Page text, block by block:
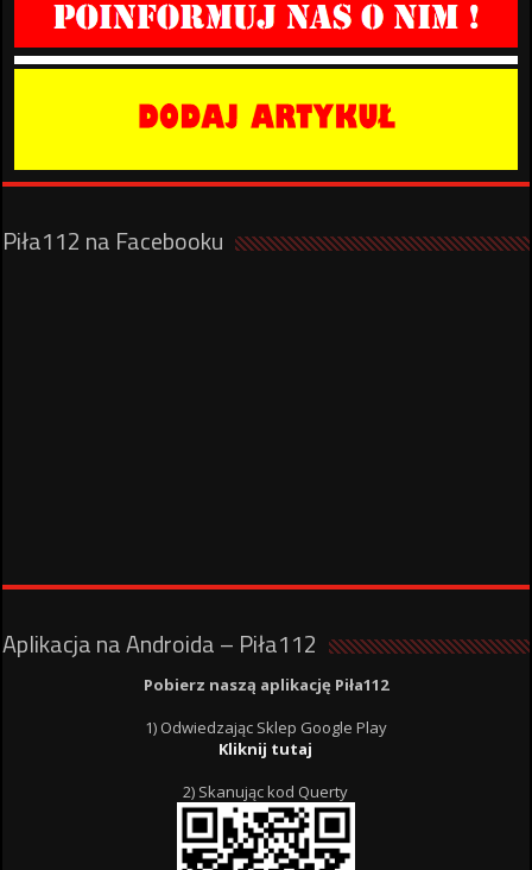
Piła112 na Facebooku
Aplikacja na Androida – Piła112
Pobierz naszą aplikację Piła112
1) Odwiedzając Sklep Google Play
Kliknij tutaj
2) Skanując kod Querty